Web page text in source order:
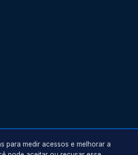
para medir acessos e melhorar a